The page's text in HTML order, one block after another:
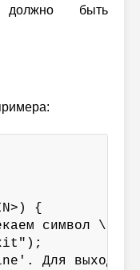
должно быть
{
символ \n
Для выхода